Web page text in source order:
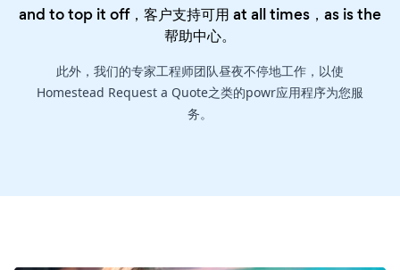
and to top it off，客户支持可用 at all times，as is the
帮助中心。
此外，我们的专家工程师团队昼夜不停地工作，以使
Homestead Request a Quote之类的powr应用程序为您服
务。